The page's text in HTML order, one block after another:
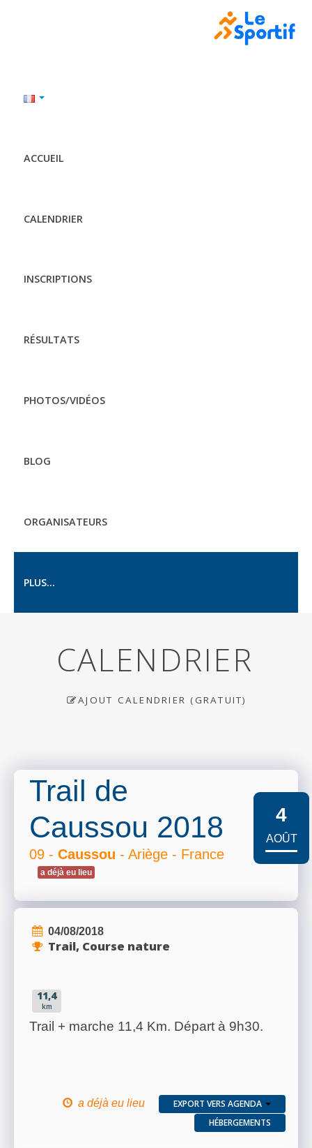
ACCUEIL
CALENDRIER
INSCRIPTIONS
RÉSULTATS
PHOTOS/VIDÉOS
BLOG
ORGANISATEURS
PLUS...
CALENDRIER
AJOUT CALENDRIER (GRATUIT)
Trail de
Caussou 2018
09 - Caussou - Ariège - France
a déjà eu lieu
4
AOÛT
04/08/2018
Trail, Course nature
11,4
km
Trail + marche 11,4 Km. Départ à 9h30.
a déjà eu lieu
EXPORT VERS AGENDA
HÉBERGEMENTS